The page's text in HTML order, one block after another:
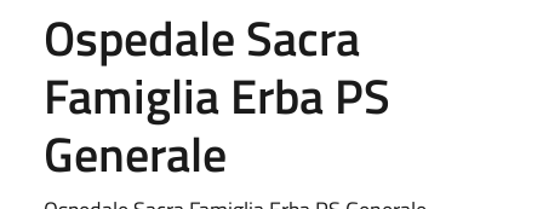
Ospedale Sacra
Famiglia Erba PS
Generale